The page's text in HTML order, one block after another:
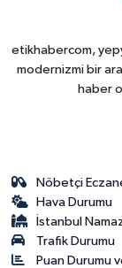
etikhabercom,
modernizmi bir
haber
Nöbetçi
Hava Durumu
İstanbul
Trafik Durumu
Puan Durumu